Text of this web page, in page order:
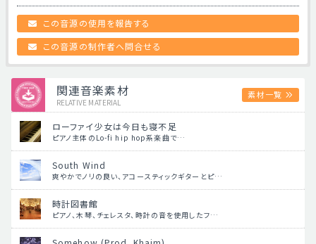
この音源の使用を報告する
この音源の制作者へ問合せる
関連音楽素材
RELATIVE MATERIAL
素材一覧
ローファイ少女は今日も寝不足
ピアノ主体のLo-fi hip hop系楽曲で…
South Wind
爽やかでノリの良い、アコースティックギターとピ…
時計図書館
ピアノ、木琴、チェレスタ、時計の音を使用したフ…